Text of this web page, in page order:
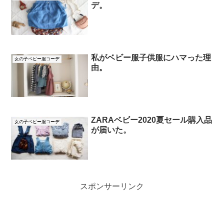
デ。
女の子ベビー服コーデ
私がベビー服子供服にハマった理
由。
女の子ベビー服コーデ
ZARAベビー2020夏セール購入品
が届いた。
スポンサーリンク